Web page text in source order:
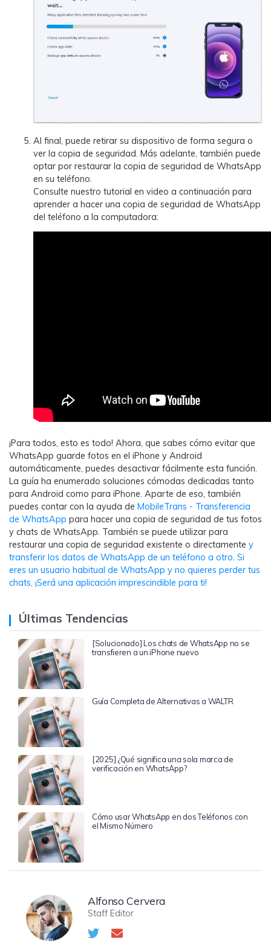
Al final, puede retirar su dispositivo de forma segura o
ver la copia de seguridad. Más adelante, también puede
optar por restaurar la copia de seguridad de WhatsApp
en su teléfono.
Consulte nuestro tutorial en video a continuación para
aprender a hacer una copia de seguridad de WhatsApp
del teléfono a la computadora:
¡Para todos, esto es todo! Ahora, que sabes cómo evitar que
WhatsApp guarde fotos en el iPhone y Android
automáticamente, puedes desactivar fácilmente esta función.
La guía ha enumerado soluciones cómodas dedicadas tanto
para Android como para iPhone. Aparte de eso, también
puedes contar con la ayuda de MobileTrans - Transferencia
de WhatsApp para hacer una copia de seguridad de tus fotos
y chats de WhatsApp. También se puede utilizar para
restaurar una copia de seguridad existente o directamente y
transferir los datos de WhatsApp de un teléfono a otro. Si
eres un usuario habitual de WhatsApp y no quieres perder tus
chats, ¡Será una aplicación imprescindible para ti!
Últimas Tendencias
[Solucionado] Los chats de WhatsApp no se
transfieren a un iPhone nuevo
Guía Completa de Alternativas a WALTR
[2025] ¿Qué significa una sola marca de
verificación en WhatsApp?
Cómo usar WhatsApp en dos Teléfonos con
el Mismo Número
Alfonso Cervera
Staff Editor